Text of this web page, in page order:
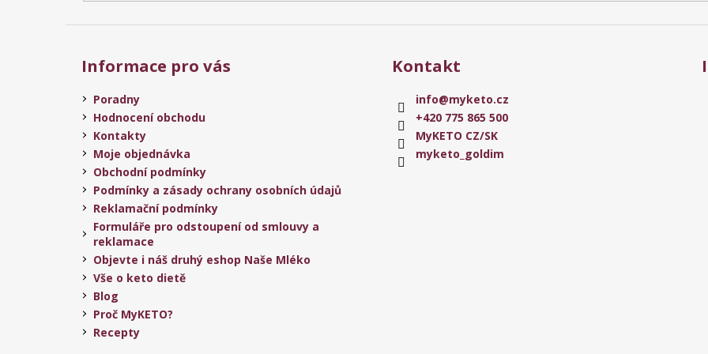
Informace pro vás
Poradny
Hodnocení obchodu
Kontakty
Moje objednávka
Obchodní podmínky
Podmínky a zásady ochrany osobních údajů
Reklamační podmínky
Formuláře pro odstoupení od smlouvy a
reklamace
Objevte i náš druhý eshop Naše Mléko
Vše o keto dietě
Blog
Proč MyKETO?
Recepty
Kontakt
info@myketo.cz
+420 775 865 500
MyKETO CZ/SK
myketo_goldim